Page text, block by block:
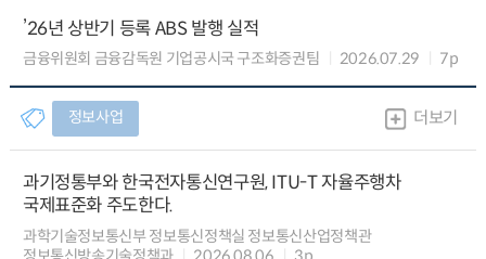
’26년 상반기 등록 ABS 발행 실적
금융위원회 금융감독원 기업공시국 구조화증권팀 2026.07.29 7p
정보사업 더보기
과기정통부와 한국전자통신연구원, ITU-T 자율주행차
국제표준화 주도한다.
과학기술정보통신부 정보통신정책실 정보통신산업정책관